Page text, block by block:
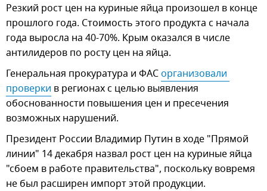
Резкий рост цен на куриные яйца произошел в конце
прошлого года. Стоимость этого продукта с начала
года выросла на 40-70%. Крым оказался в числе
антилидеров по росту цен на яйца.
Генеральная прокуратура и ФАС организовали
проверки в регионах с целью выявления
обоснованности повышения цен и пресечения
возможных нарушений.
Президент России Владимир Путин в ходе "Прямой
линии" 14 декабря назвал рост цен на куриные яйца
"сбоем в работе правительства", поскольку вовремя
не был расширен импорт этой продукции.